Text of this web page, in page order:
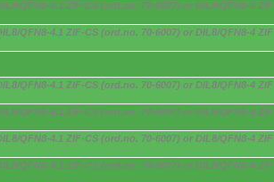
QFN8-4.1 ZIF-CS (ord.no. 70-6007) or DIL8/QFN8-4 ZIF
QFN8-4.1 ZIF-CS (ord.no. 70-6007) or DIL8/QFN8-4 ZIF
QFN8-4.1 ZIF-CS (ord.no. 70-6007) or DIL8/QFN8-4 ZIF
QFN8-4.1 ZIF-CS (ord.no. 70-6007) or DIL8/QFN8-4 ZIF
QFN8-4.1 ZIF-CS (ord.no. 70-6007) or DIL8/QFN8-4 ZIF
QFN8-4.1 ZIF-CS (ord.no. 70-6007) or DIL8/QFN8-4 ZIF